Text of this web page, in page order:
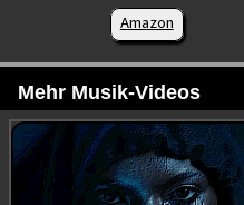
Amazon
Mehr Musik-Videos